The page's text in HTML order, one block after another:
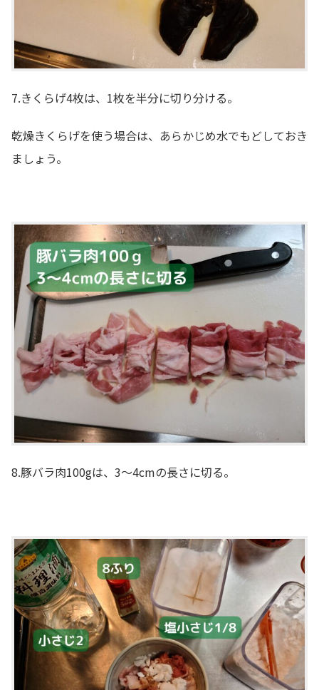
7.きくらげ4枚は、1枚を半分に切り分ける。
乾燥きくらげを使う場合は、あらかじめ水でもどしておき
ましょう。
8.豚バラ肉100gは、3～4cmの長さに切る。